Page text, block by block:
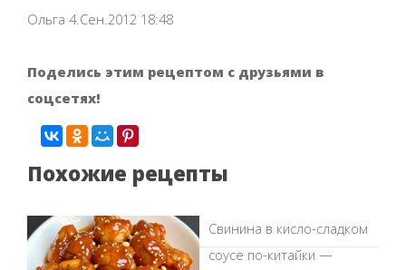
Ольга 4.Сен.2012 18:48
Поделись этим рецептом с друзьями в
соцсетях!
Похожие рецепты
Свинина в кисло-сладком
соусе по-китайки —